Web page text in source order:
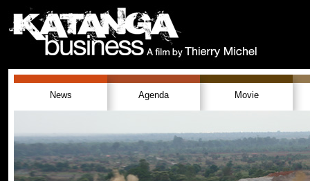
News Agenda Movie